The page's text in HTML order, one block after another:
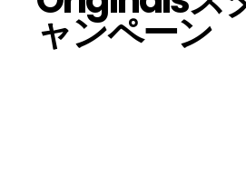
ャンペーン